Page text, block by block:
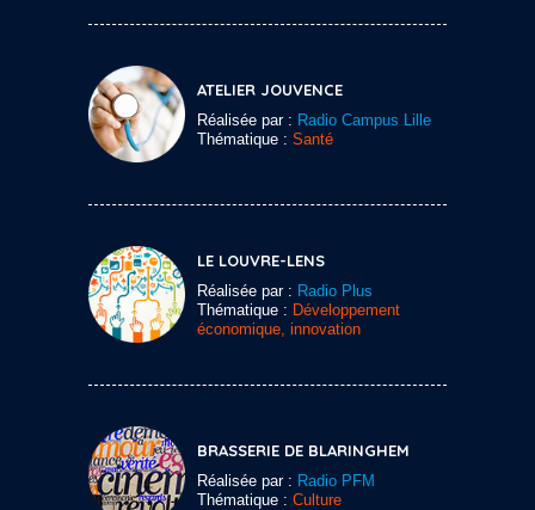
ATELIER JOUVENCE
Réalisée par : Radio Campus Lille
Thématique : Santé
LE LOUVRE-LENS
Réalisée par : Radio Plus
Thématique : Développement
économique, innovation
BRASSERIE DE BLARINGHEM
Réalisée par : Radio PFM
Thématique : Culture